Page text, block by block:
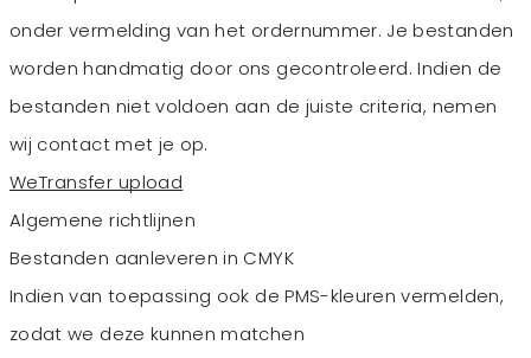
onder vermelding van het ordernummer. Je bestanden
worden handmatig door ons gecontroleerd. Indien de
bestanden niet voldoen aan de juiste criteria, nemen
wij contact met je op.
WeTransfer upload
Algemene richtlijnen
Bestanden aanleveren in CMYK
Indien van toepassing ook de PMS-kleuren vermelden,
zodat we deze kunnen matchen